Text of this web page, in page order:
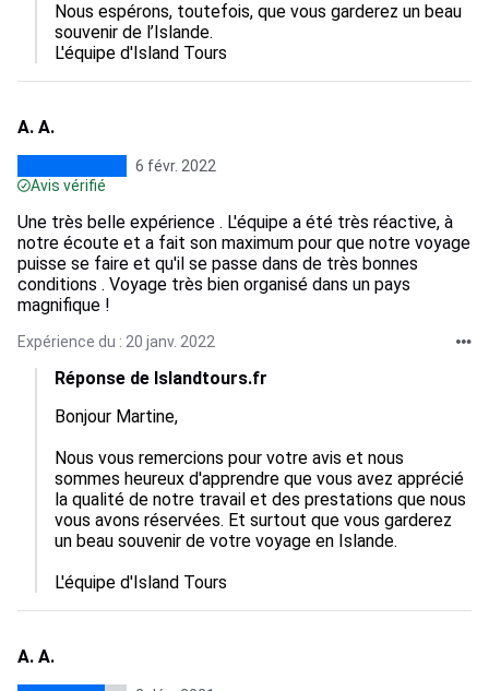
Nous espérons, toutefois, que vous garderez un beau
souvenir de l’Islande.
L'équipe d'Island Tours
A. A.
6 févr. 2022
Avis vérifié
Une très belle expérience . L'équipe a été très réactive, à
notre écoute et a fait son maximum pour que notre voyage
puisse se faire et qu'il se passe dans de très bonnes
conditions . Voyage très bien organisé dans un pays
magnifique !
Expérience du : 20 janv. 2022
Réponse de Islandtours.fr
Bonjour Martine,
Nous vous remercions pour votre avis et nous
sommes heureux d'apprendre que vous avez apprécié
la qualité de notre travail et des prestations que nous
vous avons réservées. Et surtout que vous garderez
un beau souvenir de votre voyage en Islande.
L'équipe d'Island Tours
A. A.